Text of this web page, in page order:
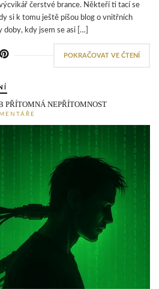
čerstvé brance. Někteří ti tací se
si k tomu ještě píšou blog o vnitřních
doby, kdy jsem se asi […]
POKRAČOVAT VE ČTENÍ
PŘÍTOMNÁ NEPŘÍTOMNOST